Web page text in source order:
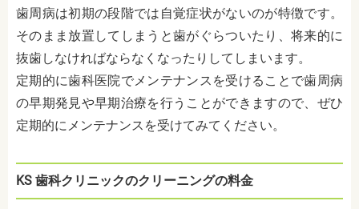
歯周病は初期の段階では自覚症状がないのが特徴です。
そのまま放置してしまうと歯がぐらついたり、将来的に
抜歯しなければならなくなったりしてしまいます。
定期的に歯科医院でメンテナンスを受けることで歯周病
の早期発見や早期治療を行うことができますので、ぜひ
定期的にメンテナンスを受けてみてください。
KS 歯科クリニックのクリーニングの料金